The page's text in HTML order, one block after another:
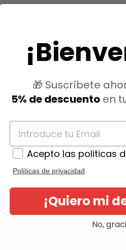
🎁 Suscríbete
5% de descuentoen
Acepto las politicas
Políticas de privacidad
¡Quiero mi
No,